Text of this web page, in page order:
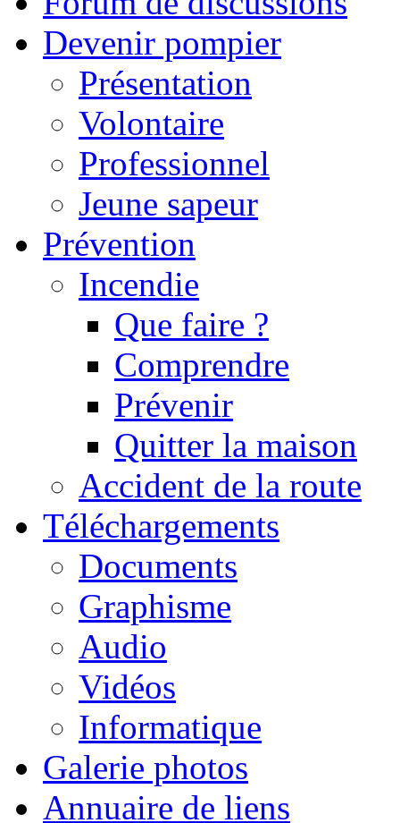
Devenir pompier
Présentation
Volontaire
Professionnel
Jeune sapeur
Prévention
Incendie
Que faire ?
Comprendre
Prévenir
Quitter la maison
Accident de la route
Téléchargements
Documents
Graphisme
Audio
Vidéos
Informatique
Galerie photos
Annuaire de liens